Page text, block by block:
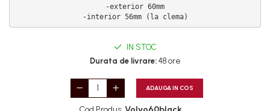
-exterior 60mm
-interior 56mm (la clema)
IN STOC
Durata de livrare:48 ore
ADAUGA IN COS